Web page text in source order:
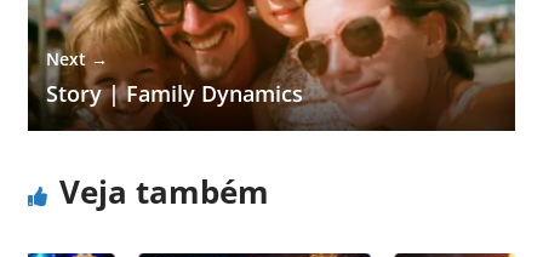
Next →
Story | Family Dynamics
Veja também